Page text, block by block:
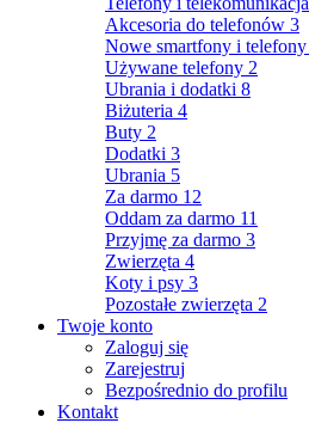
Akcesoria do telefonów 3
Nowe smartfony i telefony
Używane telefony 2
Ubrania i dodatki 8
Biżuteria 4
Buty 2
Dodatki 3
Ubrania 5
Za darmo 12
Oddam za darmo 11
Przyjmę za darmo 3
Zwierzęta 4
Koty i psy 3
Pozostałe zwierzęta 2
Twoje konto
Zaloguj się
Zarejestruj
Bezpośrednio do profilu
Kontakt